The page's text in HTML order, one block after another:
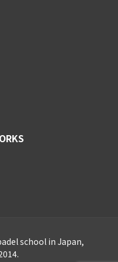
school in Japan,